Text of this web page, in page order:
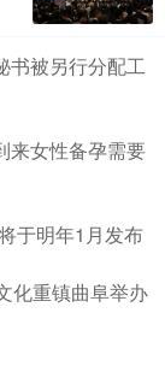
书被另行分配工
来女性备孕需要
于明年1月发布
化重镇曲阜举办